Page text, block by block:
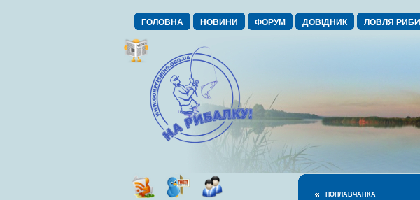
ГОЛОВНА НОВИНИ ФОРУМ ДОВІДНИК ЛОВЛЯ РИБИ
ПОПЛАВЧАНКА